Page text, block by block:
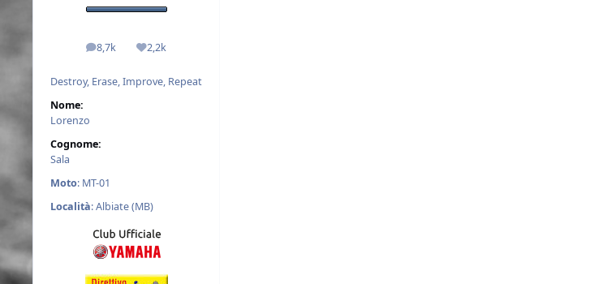
8,7k
messaggi2,2k
Reputazione
Destroy, Erase, Improve, Repeat
Nome:
Lorenzo
Cognome:
Sala
Moto: MT-01
Località: Albiate (MB)